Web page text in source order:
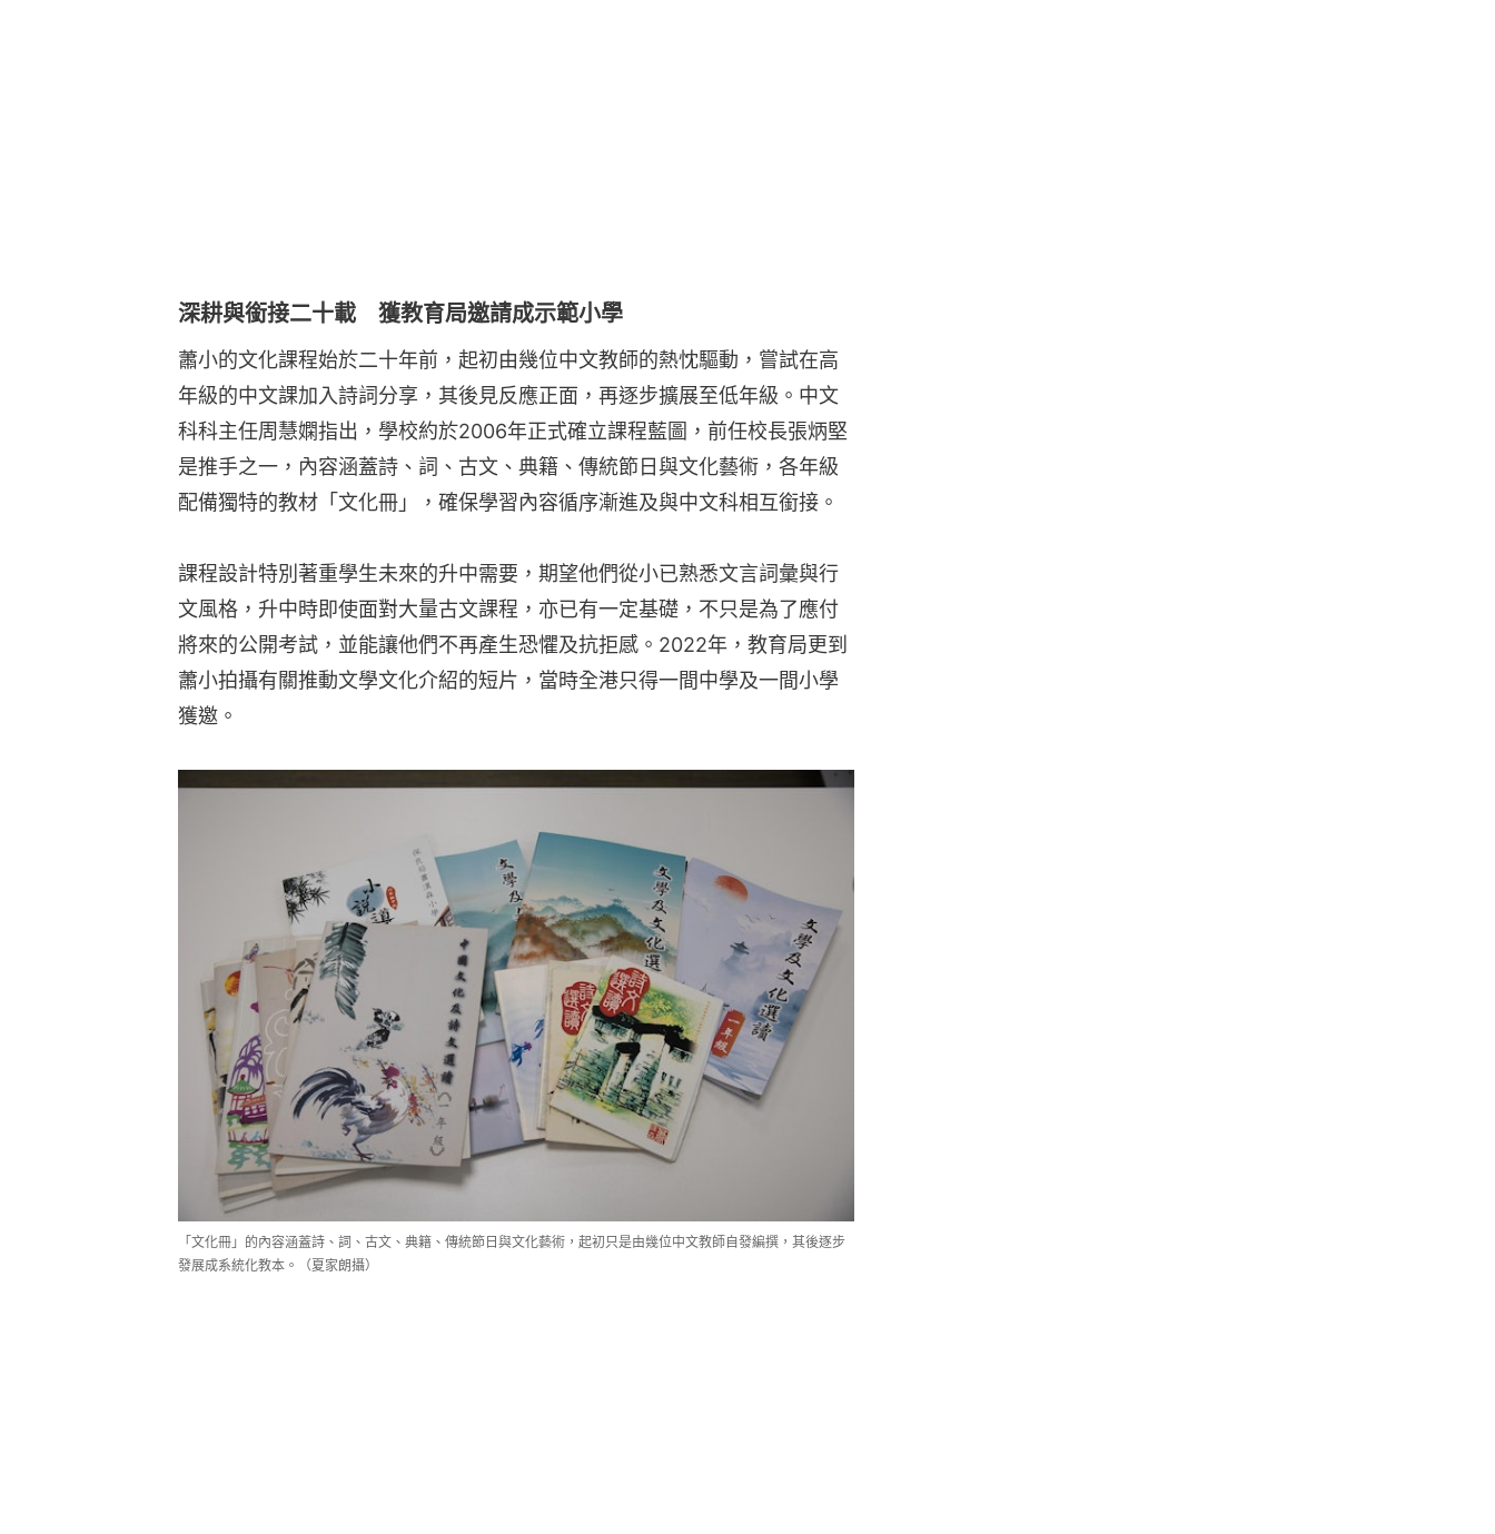
深耕與銜接二十載 獲教育局邀請成示範小學
蕭小的文化課程始於二十年前，起初由幾位中文教師的熱忱驅動，嘗試在高
年級的中文課加入詩詞分享，其後見反應正面，再逐步擴展至低年級。中文
科科主任周慧嫻指出，學校約於2006年正式確立課程藍圖，前任校長張炳堅
是推手之一，內容涵蓋詩、詞、古文、典籍、傳統節日與文化藝術，各年級
配備獨特的教材「文化冊」，確保學習內容循序漸進及與中文科相互銜接。
課程設計特別著重學生未來的升中需要，期望他們從小已熟悉文言詞彙與行
文風格，升中時即使面對大量古文課程，亦已有一定基礎，不只是為了應付
將來的公開考試，並能讓他們不再產生恐懼及抗拒感。2022年，教育局更到
蕭小拍攝有關推動文學文化介紹的短片，當時全港只得一間中學及一間小學
獲邀。
「文化冊」的內容涵蓋詩、詞、古文、典籍、傳統節日與文化藝術，起初只是由幾位中文教師自發編撰，其後逐步
發展成系統化教本。（夏家朗攝）